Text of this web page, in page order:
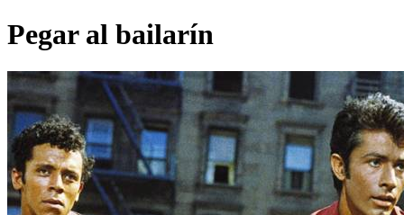
Pegar al bailarín